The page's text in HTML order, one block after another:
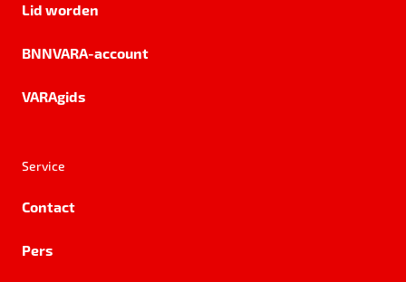
Lid worden
BNNVARA-account
VARAgids
Service
Contact
Pers